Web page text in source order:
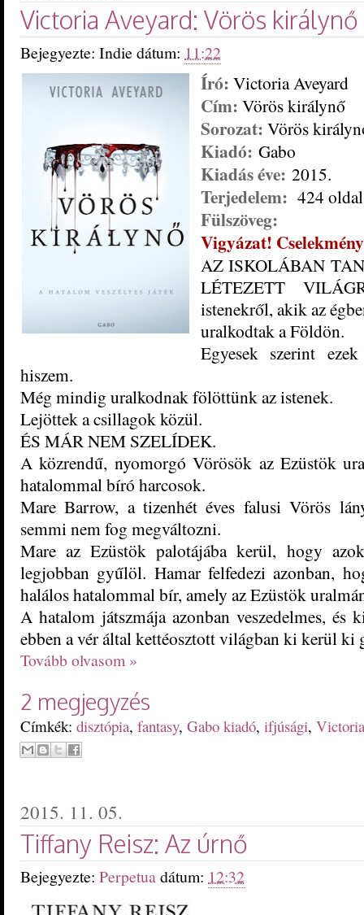
Victoria Aveyard: Vörös
Bejegyezte: Indie dátum: 11:22
Író: Victoria Aveyard
Cím: Vörös királynő
Sorozat: Vörös
Kiadó: Gabo
Kiadás éve: 2015.
Terjedelem: 424 oldal
Fülszöveg:
Vigyázat!
AZ ISKOLÁBAN
LÉTEZETT
istenekről, akik az
uralkodtak a Földön.
Egyesek szerint
hiszem.
Még mindig uralkodnak fölöttünk az istenek.
Lejöttek a csillagok közül.
ÉS MÁR NEM SZELÍDEK.
A közrendű, nyomorgó Vörösök az Ezüstök
hatalommal bíró harcosok.
Mare Barrow, a tizenhét éves falusi Vörös
semmi nem fog megváltozni.
Mare az Ezüstök palotájába kerül, hogy
legjobban gyűlöl. Hamar felfedezi azonban,
halálos hatalommal bír, amely az Ezüstök
A hatalom játszmája azonban veszedelmes, és
ebben a vér által kettéosztott világban ki kerül ki
Tovább olvasom »
2 megjegyzés
Címkék: disztópia, fantasy, Gabo kiadó, ifjúsági,
2015. 11. 05.
Tiffany Reisz: Az úrnő
Bejegyezte: Perpetuadátum: 12:32